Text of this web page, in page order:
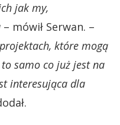
jak my,
– mówił Serwan. –
które mogą
samo co już jest na
interesująca dla